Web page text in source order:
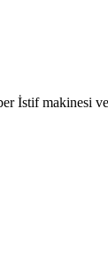
İstif makinesi